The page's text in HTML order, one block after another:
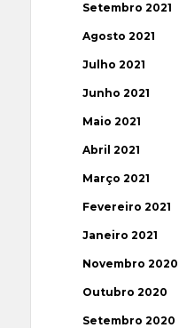
Setembro 2021
Agosto 2021
Julho 2021
Junho 2021
Maio 2021
Abril 2021
Março 2021
Fevereiro 2021
Janeiro 2021
Novembro 2020
Outubro 2020
Setembro 2020